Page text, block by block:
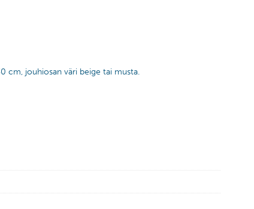
cm, jouhiosan väri beige tai musta.